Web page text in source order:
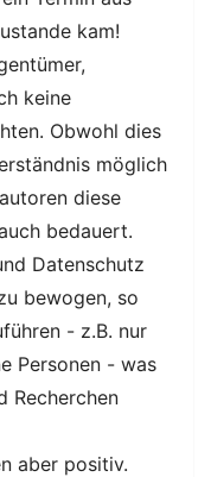
kam!
keine
Obwohl dies
möglich
diese
bedauert.
Datenschutz
bewogen, so
- z.B. nur
Personen - was
Recherchen
aber positiv.